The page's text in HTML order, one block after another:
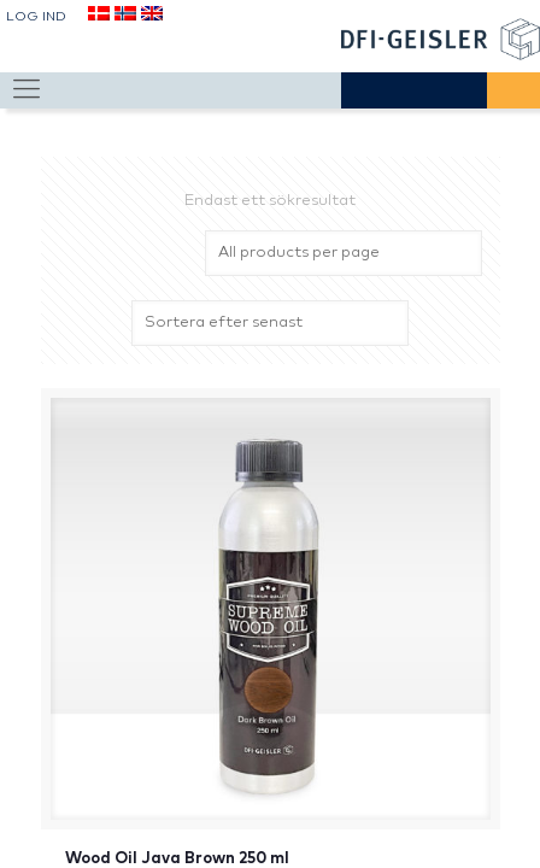
LOG IND
Endast ett sökresultat
Wood Oil Java Brown 250 ml